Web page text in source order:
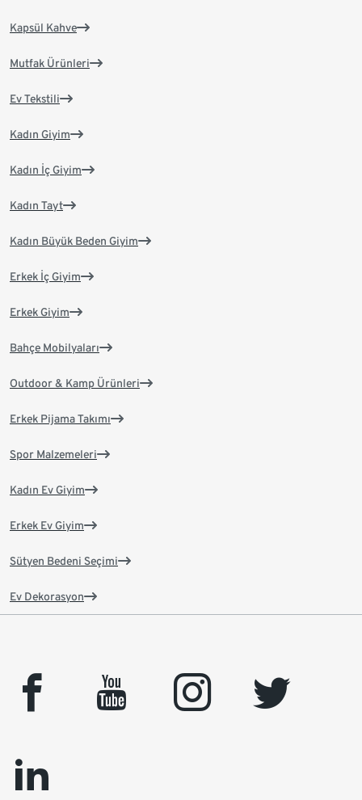
Kapsül Kahve
Mutfak Ürünleri
Ev Tekstili
Kadın Giyim
Kadın İç Giyim
Kadın Tayt
Kadın Büyük Beden Giyim
Erkek İç Giyim
Erkek Giyim
Bahçe Mobilyaları
Outdoor & Kamp Ürünleri
Erkek Pijama Takımı
Spor Malzemeleri
Kadın Ev Giyim
Erkek Ev Giyim
Sütyen Bedeni Seçimi
Ev Dekorasyon
facebook youtube instagram
twitter
linkedin